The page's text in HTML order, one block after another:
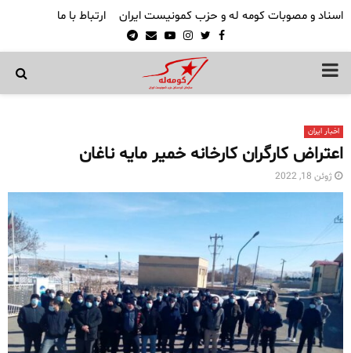
اسناد و مصوبات کومه له و حزب کمونیست ایران ارتباط با ما
Facebook
Twitter
Instagram
Youtube
Email
Telegram
PRIMARY
اخبار ایران
اعتراض کارگران کارخانه خمیر مایه ناغان
ژوئن 18, 2022